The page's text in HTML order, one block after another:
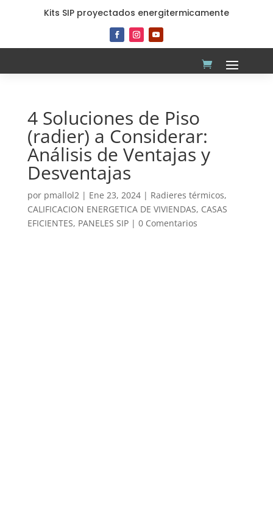
Kits SIP proyectados energitermicamente
4 Soluciones de Piso
(radier) a Considerar:
Análisis de Ventajas y
Desventajas
por pmallol2| Ene 23, 2024| Radieres térmicos,
CALIFICACION ENERGETICA DE VIVIENDAS, CASAS
EFICIENTES, PANELES SIP| 0 Comentarios